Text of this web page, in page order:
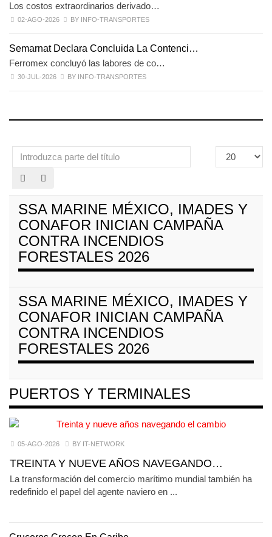
Los costos extraordinarios derivado…
02-AGO-2026 BY INFO-TRANSPORTES
Semarnat Declara Concluida La Contenci…
Ferromex concluyó las labores de co…
30-JUL-2026 BY INFO-TRANSPORTES
Introduzca
parte
del
Cantidad
a
SSA MARINE MÉXICO, IMADES Y
CONAFOR INICIAN CAMPAÑA
CONTRA INCENDIOS
FORESTALES 2026
SSA MARINE MÉXICO, IMADES Y
CONAFOR INICIAN CAMPAÑA
CONTRA INCENDIOS
FORESTALES 2026
PUERTOS Y TERMINALES
05-AGO-2026 BY IT-NETWORK
TREINTA Y NUEVE AÑOS NAVEGANDO…
La transformación del comercio marítimo mundial también ha
redefinido el papel del agente naviero en ...